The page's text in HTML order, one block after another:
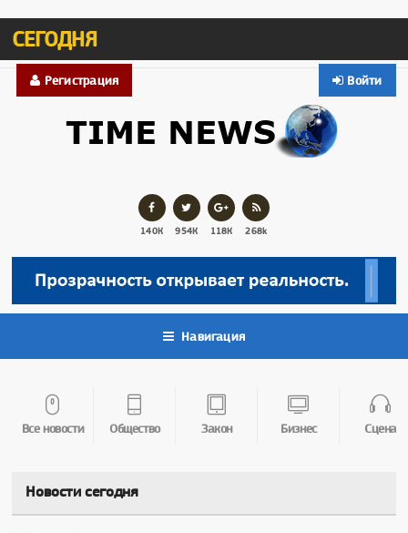
СЕГОДНЯ
Войти
Регистрация
140К 954К 118К 268k
Навигация
Все новости Общество Закон Бизнес Сцена
Новости сегодня